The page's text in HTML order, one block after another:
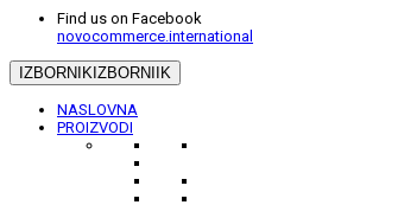
Find us on Facebook
novocommerce.international
IZBORNIKIZBORNIIK
NASLOVNA
PROIZVODI